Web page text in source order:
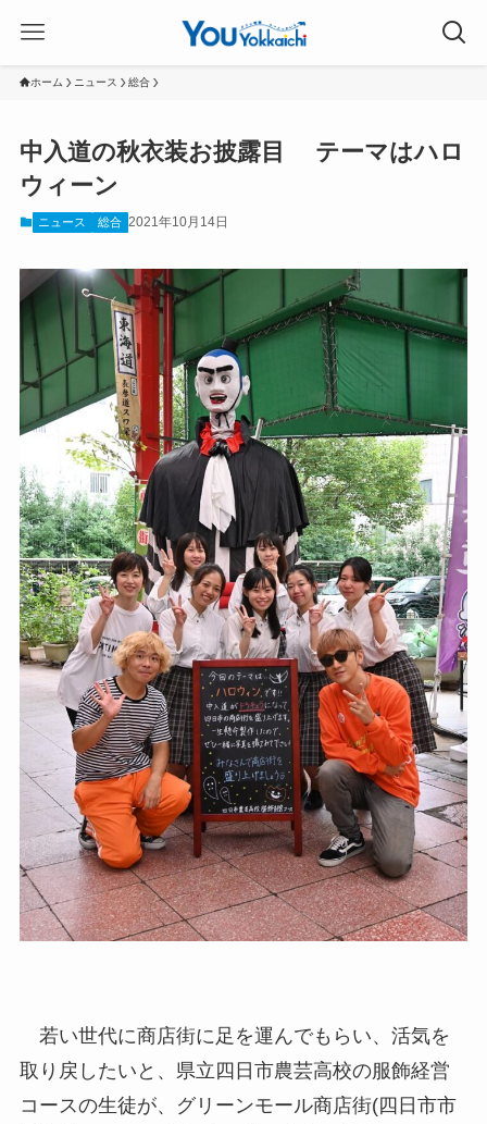
ホーム ニュース 総合
中入道の秋衣装お披露目 テーマはハロ
ウィーン
ニュース 総合 2021年10月14日
若い世代に商店街に足を運んでもらい、活気を
取り戻したいと、県立四日市農芸高校の服飾経営
コースの生徒が、グリーンモール商店街(四日市市